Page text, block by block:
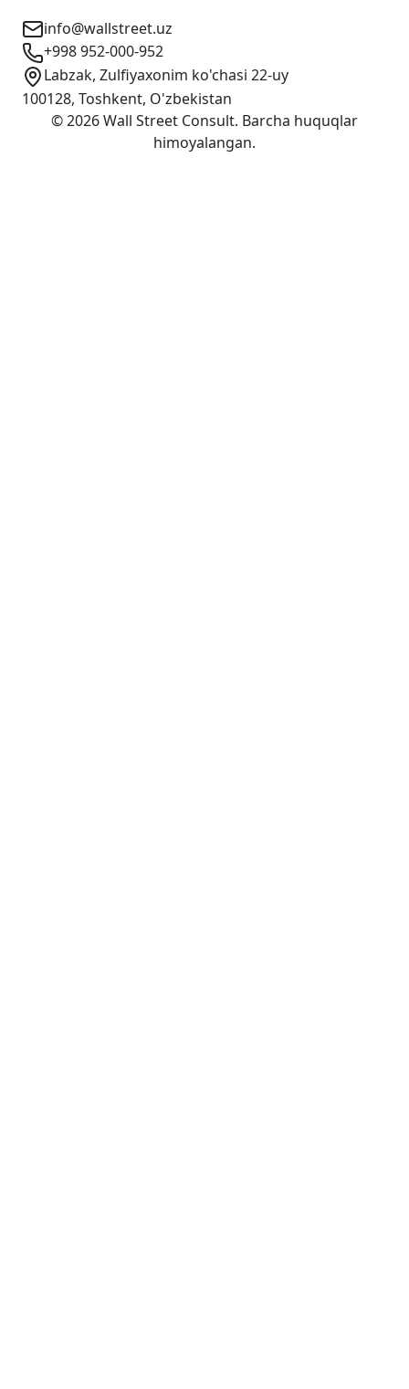
info@wallstreet.uz
+998 952-000-952
Labzak, Zulfiyaxonim ko'chasi 22-uy
100128, Toshkent, O'zbekistan
©2026Wall Street Consult. Barcha huquqlar
himoyalangan.